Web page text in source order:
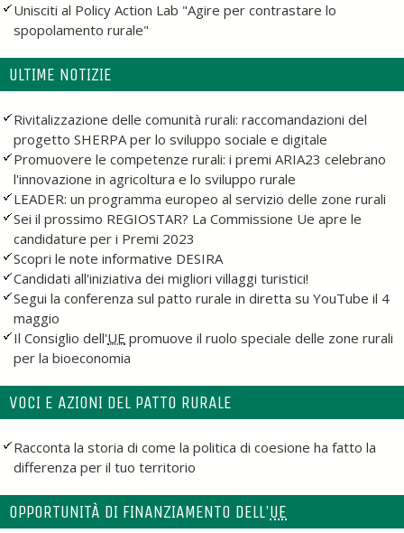
Unisciti al Policy Action Lab "Agire per contrastare lo
spopolamento rurale"
ULTIME NOTIZIE
Rivitalizzazione delle comunità rurali: raccomandazioni del
progetto SHERPA per lo sviluppo sociale e digitale
Promuovere le competenze rurali: i premi ARIA23 celebrano
l'innovazione in agricoltura e lo sviluppo rurale
LEADER: un programma europeo al servizio delle zone rurali
Sei il prossimo REGIOSTAR? La Commissione Ue apre le
candidature per i Premi 2023
Scopri le note informative DESIRA
Candidati all'iniziativa dei migliori villaggi turistici!
Segui la conferenza sul patto rurale in diretta su YouTube il 4
maggio
Il Consiglio dell'UE promuove il ruolo speciale delle zone rurali
per la bioeconomia
VOCI E AZIONI DEL PATTO RURALE
Racconta la storia di come la politica di coesione ha fatto la
differenza per il tuo territorio
OPPORTUNITÀ DI FINANZIAMENTO DELL'UE